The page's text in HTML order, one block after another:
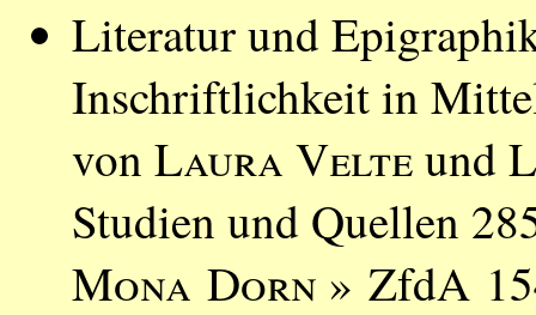
Literatur und
Inschriftlichkeit in
von Laura Velteund
Studien und Quellen
Mona Dorn » ZfdA